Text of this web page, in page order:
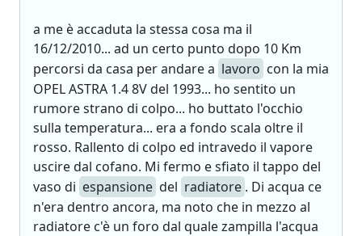
a me è accaduta la stessa cosa ma il
16/12/2010... ad un certo punto dopo 10 Km
percorsi da casa per andare a lavoro con la mia
OPEL ASTRA 1.4 8V del 1993... ho sentito un
rumore strano di colpo... ho buttato l'occhio
sulla temperatura... era a fondo scala oltre il
rosso. Rallento di colpo ed intravedo il vapore
uscire dal cofano. Mi fermo e sfiato il tappo del
vaso di espansione del radiatore . Di acqua ce
n'era dentro ancora, ma noto che in mezzo al
radiatore c'è un foro dal quale zampilla l'acqua